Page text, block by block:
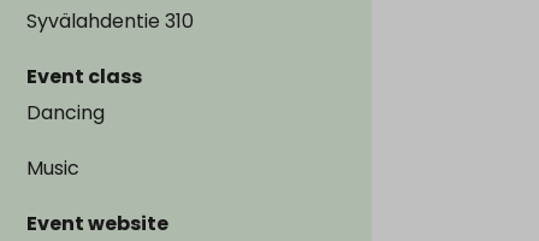
Syvälahdentie 310
Event class
Dancing
Music
Event website